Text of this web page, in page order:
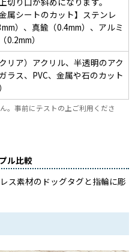
金属シートのカット】ステンレ
）、真鍮（0.4mm）、アルミ
0.2mm）
リア）アクリル、半透明のアク
ラス、PVC、金属や石のカット
。事前にテストの上ご利用くださ
ル比較
ス素材のドッグタグと指輪に彫